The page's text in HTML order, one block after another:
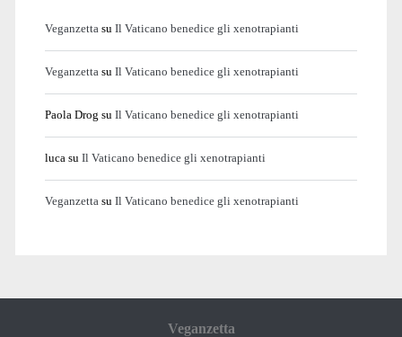
Veganzetta su Il Vaticano benedice gli xenotrapianti
Veganzetta su Il Vaticano benedice gli xenotrapianti
Paola Drog su Il Vaticano benedice gli xenotrapianti
luca su Il Vaticano benedice gli xenotrapianti
Veganzetta su Il Vaticano benedice gli xenotrapianti
Veganzetta